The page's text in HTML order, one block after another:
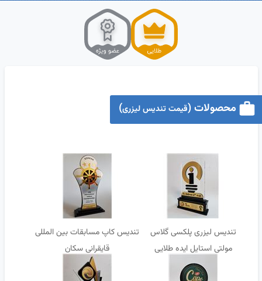
محصولات (قیمت تندیس لیزری)
تندیس لیزری پلکسی گلاس
مولتی استایل ایده طلایی
تندیس کاپ مسابقات بین المللی
قایقرانی سکان